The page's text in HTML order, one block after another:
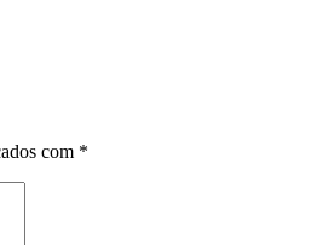
com *